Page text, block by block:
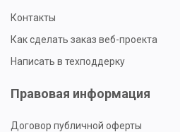
Контакты
Как сделать заказ веб-проекта
Написать в техподдерку
Правовая информация
Договор публичной оферты